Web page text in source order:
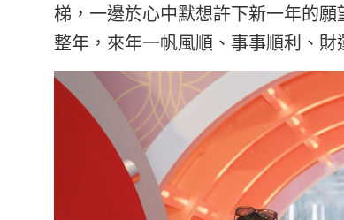
梯，一邊於心中默想許下新一年的
整年，來年一帆風順、事事順利、財